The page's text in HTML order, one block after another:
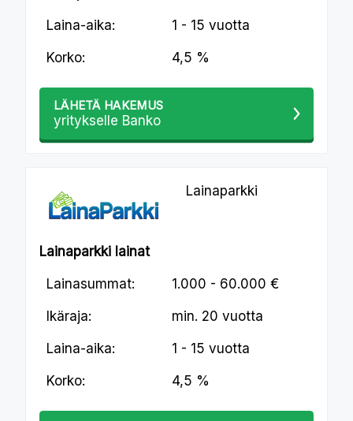
Laina-aika: 1 - 15 vuotta
Korko: 4,5 %
LÄHETÄ HAKEMUS
yritykselle Banko
Lainaparkki
Lainaparkki lainat
Lainasummat: 1.000 - 60.000 €
Ikäraja: min. 20 vuotta
Laina-aika: 1 - 15 vuotta
Korko: 4,5 %